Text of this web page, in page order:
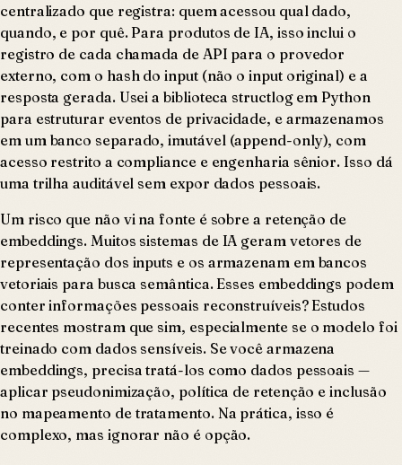
centralizado que registra: quem acessou qual dado,
quando, e por quê. Para produtos de IA, isso inclui o
registro de cada chamada de API para o provedor
externo, com o hash do input (não o input original) e a
resposta gerada. Usei a bibliotecastructlogem Python
para estruturar eventos de privacidade, e armazenamos
em um banco separado, imutável (append-only), com
acesso restrito a compliance e engenharia sênior. Isso dá
uma trilha auditável sem expor dados pessoais.
Um risco que não vi na fonte é sobre a retenção de
embeddings. Muitos sistemas de IA geram vetores de
representação dos inputs e os armazenam em bancos
vetoriais para busca semântica. Esses embeddings podem
conter informações pessoais reconstruíveis? Estudos
recentes mostram que sim, especialmente se o modelo foi
treinado com dados sensíveis. Se você armazena
embeddings, precisa tratá-los como dados pessoais —
aplicar pseudonimização, política de retenção e inclusão
no mapeamento de tratamento. Na prática, isso é
complexo, mas ignorar não é opção.